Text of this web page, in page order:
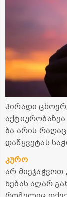
პი­რა­დი
ბა არის
და­წყვე­ტას
კურო
არ
ნე­ბას აღარ